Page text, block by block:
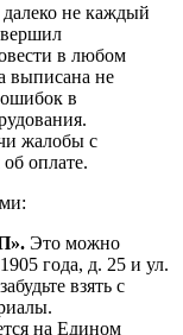
не каждый
в любом
выписана не
ошибок в
жалобы с
оплате.
Это можно
года, д. 25 и ул.
взять с
на Едином